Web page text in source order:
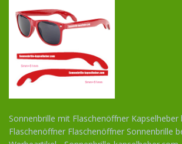
Sonnenbrille mit Flaschenöffner Kapselheber
Flaschenöffner Flaschenöffner Sonnenbrille